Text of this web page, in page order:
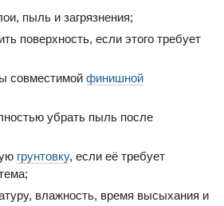
пыль и загрязнения;
поверхность, если этого требует
совместимой финишной
убрать пыль после
грунтовку, если её требует
влажность, время высыхания и